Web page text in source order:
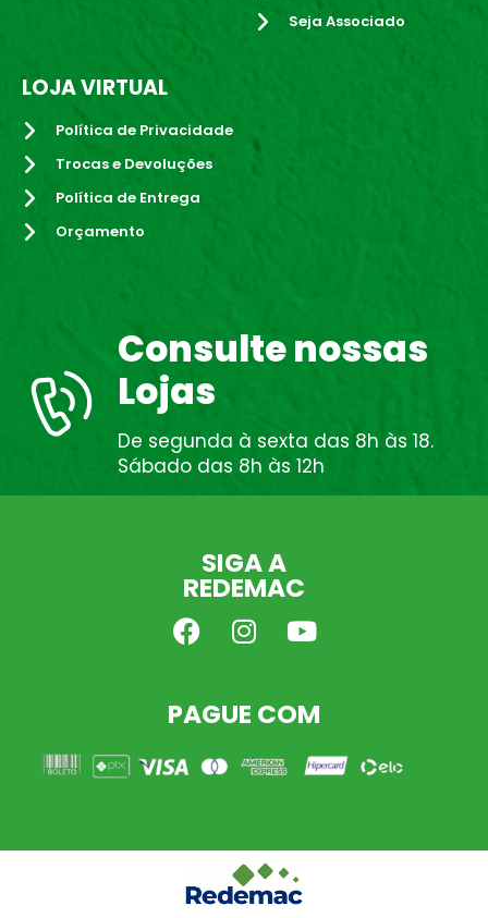
Seja Associado
LOJA VIRTUAL
Política de Privacidade
Trocas e Devoluções
Política de Entrega
Orçamento
Consulte nossas
Lojas
De segunda à sexta das 8h às 18.
Sábado das 8h às 12h
SIGA A
REDEMAC
PAGUE COM